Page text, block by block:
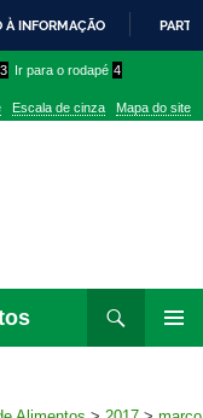
À INFORMAÇÃO
3 Ir para o rodapé 4
Escala de cinza Mapa do site